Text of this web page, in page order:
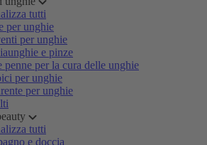
tutti
per unghie
per unghie
e pinze
penne per la cura delle unghie
per unghie
per unghie
tutti
e doccia